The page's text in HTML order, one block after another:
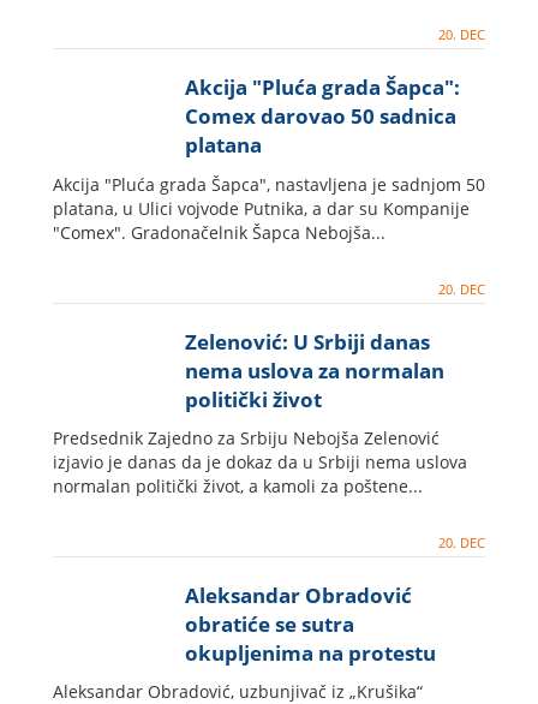
20. DEC
Akcija "Pluća grada Šapca":
Comex darovao 50 sadnica
platana
Akcija "Pluća grada Šapca", nastavljena je sadnjom 50
platana, u Ulici vojvode Putnika, a dar su Kompanije
"Comex". Gradonačelnik Šapca Nebojša...
20. DEC
Zelenović: U Srbiji danas
nema uslova za normalan
politički život
Predsednik Zajedno za Srbiju Nebojša Zelenović
izjavio je danas da je dokaz da u Srbiji nema uslova
normalan politički život, a kamoli za poštene...
20. DEC
Aleksandar Obradović
obratiće se sutra
okupljenima na protestu
"Jedan od pet miliona"
Aleksandar Obradović, uzbunjivač iz „Krušika“